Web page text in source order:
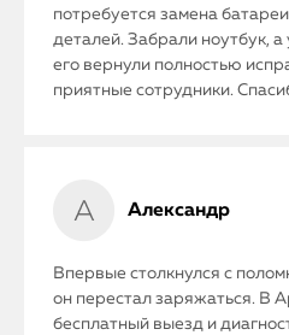
потребуется замена
деталей. Забрали ноутбук,
его вернули полностью
приятные сотрудники.
Александр
Впервые столкнулся с
он перестал заряжаться. В
бесплатный выезд и